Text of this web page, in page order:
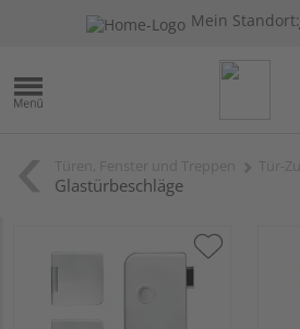
Mein Standort:
Glastürbeschläge